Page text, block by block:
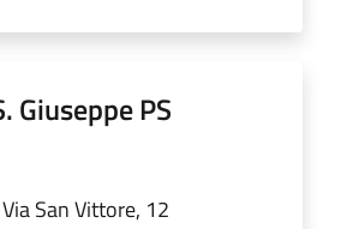
Giuseppe PS
Via San Vittore, 12